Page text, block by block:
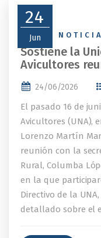
24
Jun
NEWS
Sostiene la
Avicultores
24/06/2026
El pasado 16 de
Avicultores (UNA),
Lorenzo Martín
reunión con la
Rural, Columba
en la que
Directivo de la
detallado sobre el